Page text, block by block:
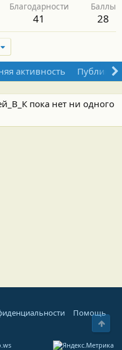
Благодарности
41
Баллы
28
активность
пока нет ни одного
Помощь